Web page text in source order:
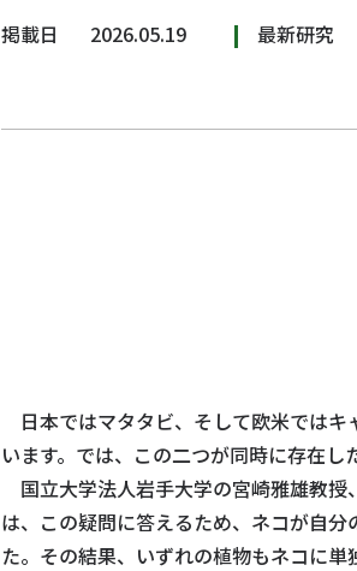
掲載日 2026.05.19 最新研究
日本ではマタタビ、そして欧米ではキ
います。では、この二つが同時に存在
国立大学法人岩手大学の宮崎雅雄教授
は、この疑問に答えるため、ネコが自
た。その結果、いずれの植物もネコに